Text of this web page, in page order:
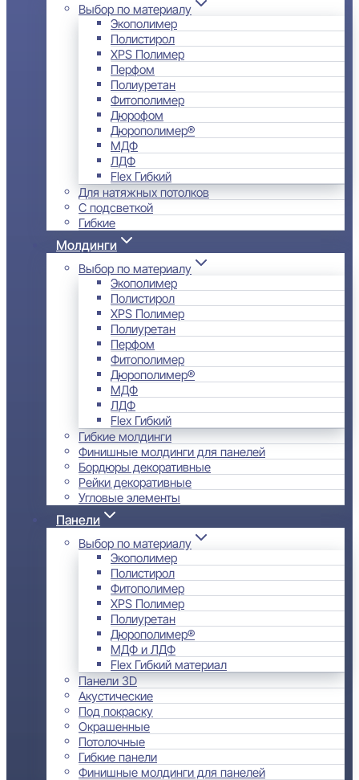
Выбор по материалу
Экополимер
Полистирол
XPS Полимер
Перфом
Полиуретан
Фитополимер
Дюрофом
Дюрополимер®
МДФ
ЛДФ
Flex Гибкий
Для натяжных потолков
С подсветкой
Гибкие
Молдинги
Выбор по материалу
Экополимер
Полистирол
XPS Полимер
Полиуретан
Перфом
Фитополимер
Дюрополимер®
МДФ
ЛДФ
Flex Гибкий
Гибкие молдинги
Финишные молдинги для панелей
Бордюры декоративные
Рейки декоративные
Угловые элементы
Панели
Выбор по материалу
Экополимер
Полистирол
Фитополимер
XPS Полимер
Полиуретан
Дюрополимер®
МДФ и ЛДФ
Flex Гибкий материал
Панели 3D
Акустические
Под покраску
Окрашенные
Потолочные
Гибкие панели
Финишные молдинги для панелей